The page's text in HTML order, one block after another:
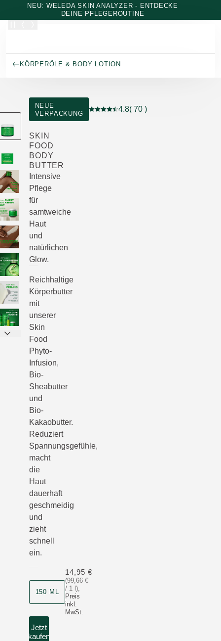
Zum Hauptinhalt wechseln
NEU: WELEDA SKIN ANALYZER - ENTDECKE
DEINE PFLEGEROUTINE
KÖRPERÖLE & BODY LOTION
NEUE
VERPACKUNG
Aktuelle Bewertung: 4.8 von 5
4.8( 70 )
SKIN
FOOD
BODY
BUTTER
Intensive
Pflege
für
samtweiche
Haut
und
natürlichen
Glow.
Reichhaltige
Körperbutter
mit
unserer
Skin
Food
Phyto-
Infusion,
Bio-
Sheabutter
und
Bio-
Kakaobutter.
Reduziert
Spannungsgefühle,
macht
die
Haut
dauerhaft
geschmeidig
und
zieht
schnell
ein.
150 ML
(99,66 €
/ 1 l),
Preis
inkl.
MwSt.
14,95 €
Jetzt
kaufen